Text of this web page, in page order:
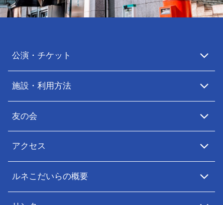
公演・チケット
施設・利用方法
友の会
アクセス
ルネこだいらの概要